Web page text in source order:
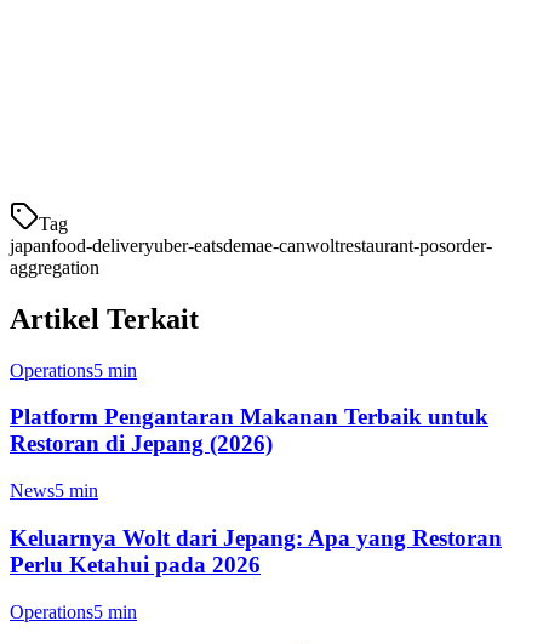
Tag
japanfood-deliveryuber-eatsdemae-canwoltrestaurant-posorder-
aggregation
Artikel Terkait
Operations5 min
Platform Pengantaran Makanan Terbaik untuk
Restoran di Jepang (2026)
News5 min
Keluarnya Wolt dari Jepang: Apa yang Restoran
Perlu Ketahui pada 2026
Operations5 min